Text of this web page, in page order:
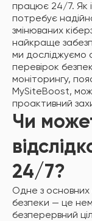
працює 24/7. Як
потребує
змінюваних
найкраще
ми досліджуємо
перевірок
моніторингу,
MySiteBoost,
проактивний
Чи
24/7?
Одне з основних
безпеки — це
безперервний